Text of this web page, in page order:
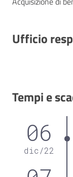
Ufficio
Tempi e
06
dic /22